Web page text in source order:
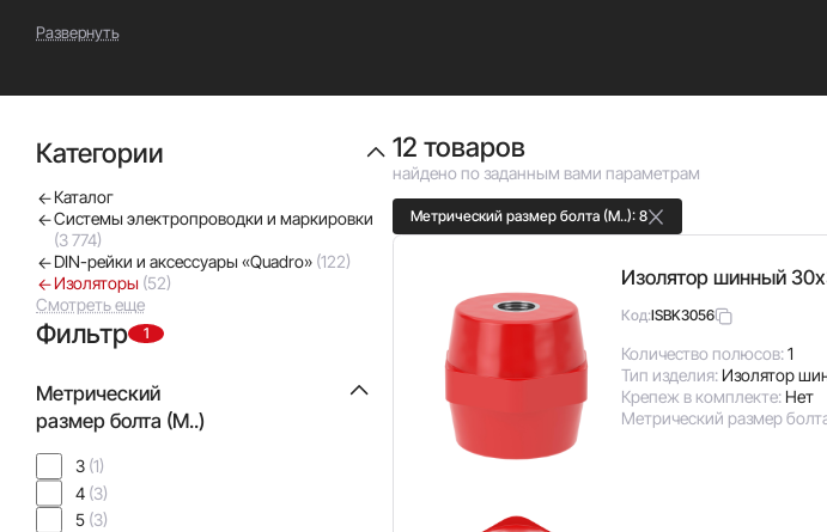
Изоляторы ДКС изготовлены из полиэстера с армированным стекловолокном, обладающего
Развернуть
Категории
Каталог
Системы электропроводки и маркировки
(3 774)
DIN-рейки и аксессуары «Quadro» (122)
Изоляторы (52)
Смотреть еще
Фильтр 1
Метрический
размер болта (М..)
3 (1)
4 (3)
5 (3)
12 товаров
найдено по заданным вами параметрам
Метрический размер болта (М..): 8
Изолятор шинный
Код:ISBK3056
Количество полюсов:1
Тип изделия: Изолятор
Крепеж в комплекте: Нет
Метрический размер